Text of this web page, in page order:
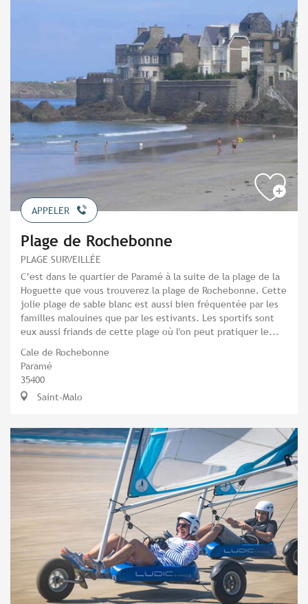
APPELER
Plage de Rochebonne
PLAGE SURVEILLÉE
C’est dans le quartier de Paramé à la suite de la plage de la
Hoguette que vous trouverez la plage de Rochebonne. Cette
jolie plage de sable blanc est aussi bien fréquentée par les
familles malouines que par les estivants. Les sportifs sont
eux aussi friands de cette plage où l'on peut pratiquer le...
Cale de Rochebonne
Paramé
35400
Saint-Malo